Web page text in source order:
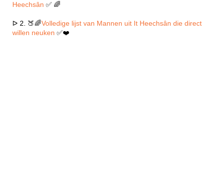
Heechsân ✅ 🌈
ᐅ 2. 🍑🌈Volledige lijst van Mannen uit It Heechsân die direct
willen neuken ✅❤️